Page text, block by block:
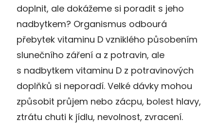
doplnit, ale dokážeme si poradit s jeho
nadbytkem? Organismus odbourá
přebytek vitaminu D vzniklého působením
slunečního záření a z potravin, ale
s nadbytkem vitaminu D z potravinových
doplňků si neporadí. Velké dávky mohou
způsobit průjem nebo zácpu, bolest hlavy,
ztrátu chuti k jídlu, nevolnost, zvracení.